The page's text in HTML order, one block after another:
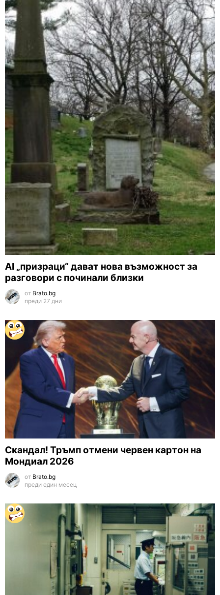
AI „призраци“ дават нова възможност за
разговори с починали близки
от Brato.bg
преди 27 дни
Скандал! Тръмп отмени червен картон на
Мондиал 2026
от Brato.bg
преди един месец